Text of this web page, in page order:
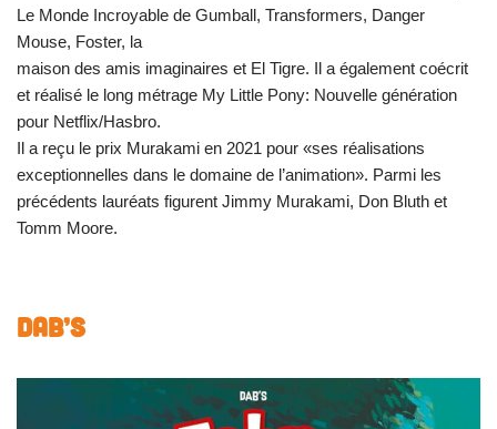
Le Monde Incroyable de Gumball, Transformers, Danger
Mouse, Foster, la
maison des amis imaginaires et El Tigre. Il a également coécrit
et réalisé le long métrage My Little Pony: Nouvelle génération
pour Netflix/Hasbro.
Il a reçu le prix Murakami en 2021 pour «ses réalisations
exceptionnelles dans le domaine de l’animation». Parmi les
précédents lauréats figurent Jimmy Murakami, Don Bluth et
Tomm Moore.
DAB’S